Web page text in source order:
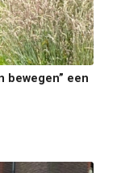
bewegen” een